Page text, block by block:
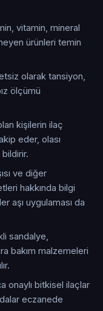
vitamin, mineral
ürünleri temin
olarak tansiyon,
ölçümü
kişilerin ilaç
eder, olası
ve diğer
hakkında bilgi
aşı uygulaması da
sandalye,
bakım malzemeleri
onaylı bitkisel ilaçlar
eczanede